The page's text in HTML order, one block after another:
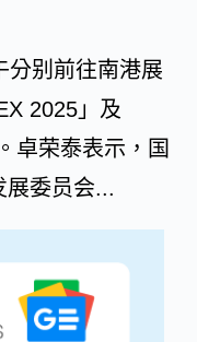
分别前往南港展
2025」及
卓荣泰表示，国
展委员会...